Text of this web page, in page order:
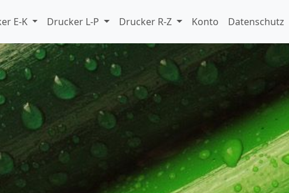
E-K Drucker L-P Drucker R-Z Konto Datenschutz